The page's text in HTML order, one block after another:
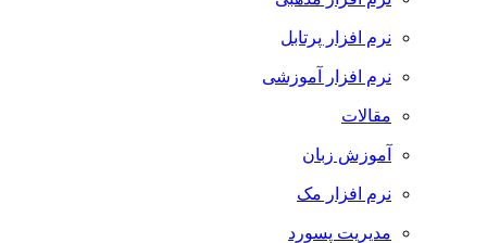
نرم افزار پرتابل
نرم افزار آموزشی
مقالات
آموزش زبان
نرم افزار مک
مدیریت پسورد